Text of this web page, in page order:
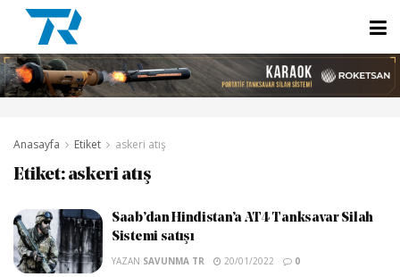
Anasayfa Etiket askeri atış
Etiket: askeri atış
Saab’dan Hindistan’a AT4 Tanksavar Silah
Sistemi satışı
YAZAN SAVUNMA TR 20/01/2022 0